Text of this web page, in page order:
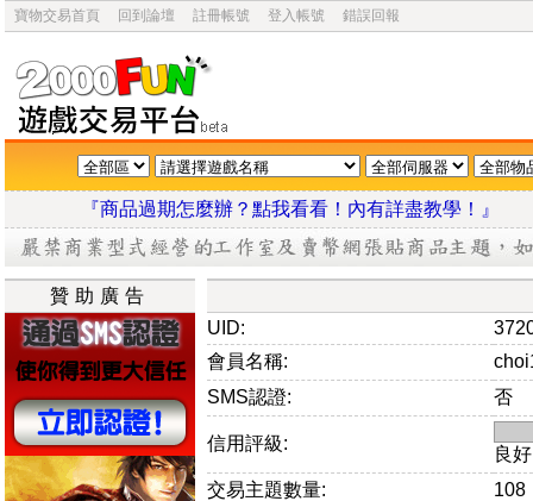
寶物交易首頁 回到論壇 註冊帳號 登入帳號 錯誤回報
『商品過期怎麼辦？點我看看！內有詳盡教學
贊助廣告
UID:
會員名稱:
SMS認證:
否
信用評級:
良
交易主題數量:
108